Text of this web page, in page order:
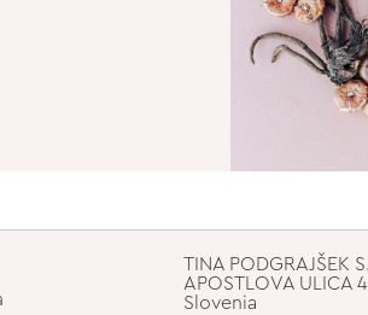
TINA PODGRAJŠEK
APOSTLOVA ULICA
Slovenia